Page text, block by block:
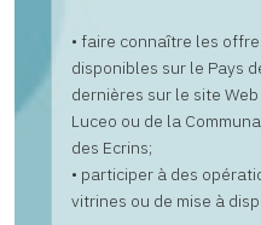
• faire connaître les
disponibles sur le Pays
dernières sur le site
Luceo ou de la
des Ecrins;
• participer à des
vitrines ou de mise à